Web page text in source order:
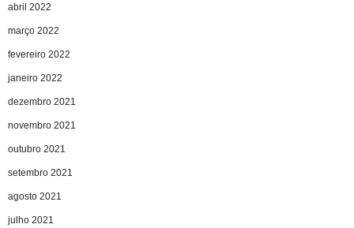
abril 2022
março 2022
fevereiro 2022
janeiro 2022
dezembro 2021
novembro 2021
outubro 2021
setembro 2021
agosto 2021
julho 2021